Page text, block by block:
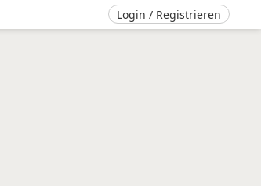
Login / Registrieren